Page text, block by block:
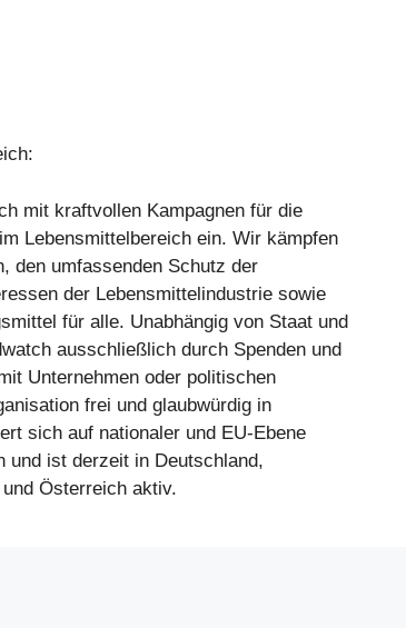
mit kraftvollen Kampagnen für die
Lebensmittelbereich ein. Wir kämpfen
den umfassenden Schutz der
der Lebensmittelindustrie sowie
für alle. Unabhängig von Staat und
ausschließlich durch Spenden und
Unternehmen oder politischen
frei und glaubwürdig in
sich auf nationaler und EU-Ebene
und ist derzeit in Deutschland,
Österreich aktiv.